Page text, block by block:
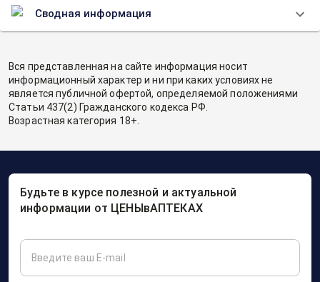
Сводная информация
Вся представленная на сайте информация носит
информационный характер и ни при каких условиях не
является публичной офертой, определяемой положениями
Статьи 437(2) Гражданского кодекса РФ.
Возрастная категория 18+.
Будьте в курсе полезной и актуальной
информации от ЦЕНЫвАПТЕКАХ